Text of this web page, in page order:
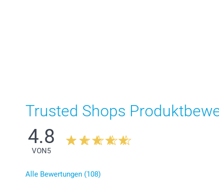
Trusted Shops
4.8
VON 5
Alle Bewertungen (108)